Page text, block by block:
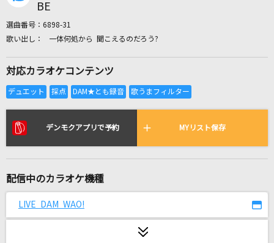
カラオケリクエスト
全国りれき
[生音]世田谷ラブストーリー
[生音]Tell Me Goodbye (LOVE & HOPE TOU
R 2011)
BIGBANG
BE
選曲番号： 6898-31
一体何処から 聞こえるのだろう?
対応カラオケコンテンツ
デンモクアプリで予約 MYリスト保存
配信中のカラオケ機種
LIVE DAM WAO!